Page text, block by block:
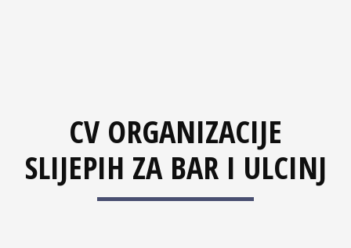
CV ORGANIZACIJE
SLIJEPIH ZA BAR I ULCINJ